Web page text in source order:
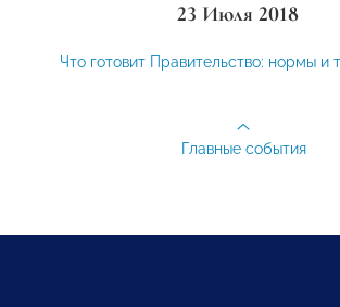
23 Июля 2018
Что готовит Правительство: нормы и
Главные события